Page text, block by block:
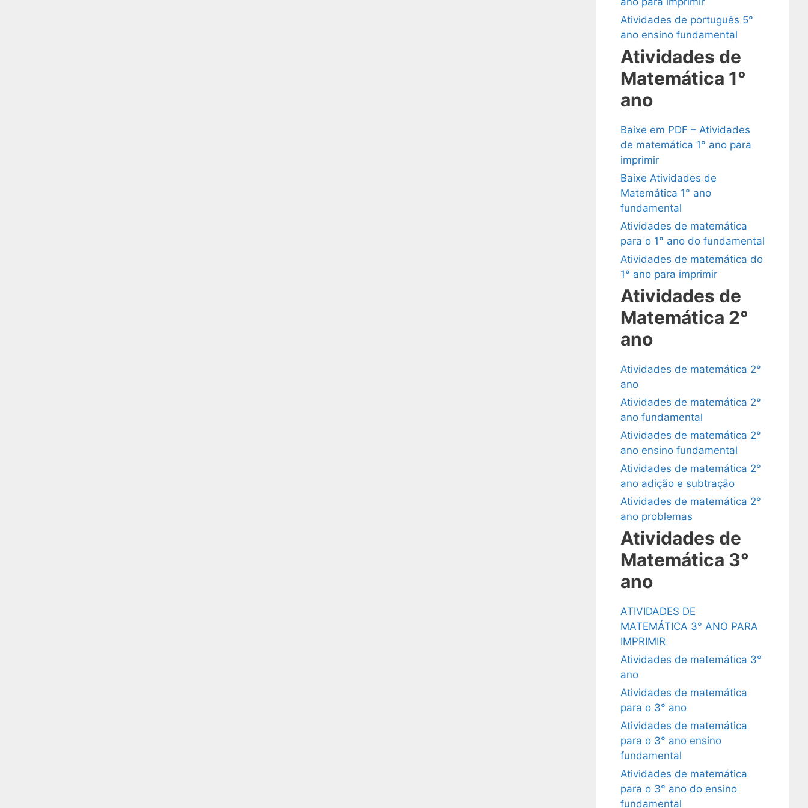
Atividades de português 5°
ano ensino fundamental
Atividades de
Matemática 1°
ano
Baixe em PDF – Atividades
de matemática 1° ano para
imprimir
Baixe Atividades de
Matemática 1° ano
fundamental
Atividades de matemática
para o 1° ano do fundamental
Atividades de matemática do
1° ano para imprimir
Atividades de
Matemática 2°
ano
Atividades de matemática 2°
ano
Atividades de matemática 2°
ano fundamental
Atividades de matemática 2°
ano ensino fundamental
Atividades de matemática 2°
ano adição e subtração
Atividades de matemática 2°
ano problemas
Atividades de
Matemática 3°
ano
ATIVIDADES DE
MATEMÁTICA 3° ANO PARA
IMPRIMIR
Atividades de matemática 3°
ano
Atividades de matemática
para o 3° ano
Atividades de matemática
para o 3° ano ensino
fundamental
Atividades de matemática
para o 3° ano do ensino
fundamental